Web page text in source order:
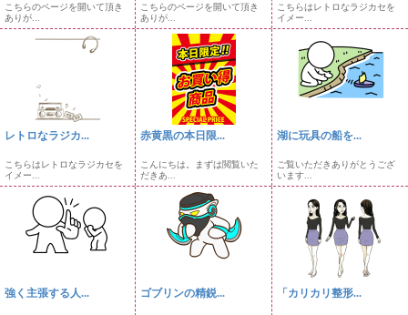
こちらのページを開いて頂き
ありが...
こちらのページを開いて頂き
ありが...
こちらはレトロなラジカセを
イメー...
レトロなラジカ...
こちらはレトロなラジカセを
イメー...
赤黄黒の本日限...
こんにちは。まずは閲覧いた
だきあ...
湖に玩具の船を...
ご覧いただきありがとうござ
います...
強く主張する人... ゴブリンの精鋭... 「カリカリ整形...